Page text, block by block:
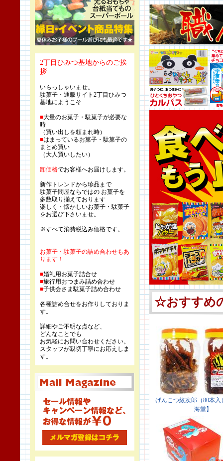
2丁目ひみつ基地からのご挨
拶
いらっしゃいませ。
駄菓子・通販サイト2丁目ひみつ
基地にようこそ
■大量のお菓子・駄菓子が必要な
時
（買い出しを頼まれ時）
■はまっているお菓子・駄菓子の
まとめ買い
（大人買いしたい）
卸価格でお客様へお届けします。
新作トレンドから珍品まで
駄菓子問屋ならではの お菓子を
多数取り揃えております
楽しく・懐かしいお菓子・駄菓子
をお選び下さいませ。
※すべて消費税込み価格です。
お菓子・駄菓子の詰め合わせもあ
ります！
■婚礼用お菓子詰合せ
■旅行用おつまみ詰め合わせ
■子供会さま駄菓子詰め合わせ
各種詰め合せをお作りしておりま
す。
詳細やご不明な点など、
どんなことでも
お気軽にお問い合わせください。
スタッフが親切丁寧にお応えしま
す。